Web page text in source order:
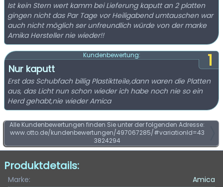
Ist kein Stern wert kamm bei Lieferung kaputt an 2 platten
gingen nicht das Par Tage vor Heiligabend umtauschen war
auch nicht möglich ser unfreundlich würde von der marke
Amika Hersteller nie wieder!!
1
Kundenbewertung:
Nur kaputt
Erst das Schubfach billig Plastiktteile,dann waren die Platten
aus, das Licht nun schon wieder ich habe noch nie so ein
Herd gehabt,nie wieder Amica
Alle Kundenbewertungen finden Sie unter der folgenden Adresse:
www.otto.de/kundenbewertungen/497067285/#variationId=43
3824294
Produktdetails:
Marke:
Amica